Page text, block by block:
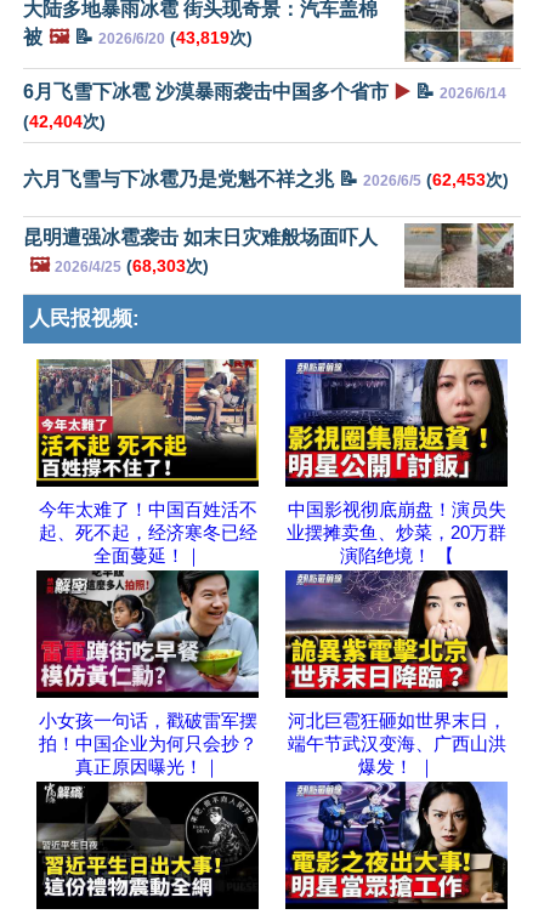
大陆多地暴雨冰雹 街头现奇景：汽车盖棉
被 🖼️📝 2026/6/20 (43,819次)
6月飞雪下冰雹 沙漠暴雨袭击中国多个省市 ▶️ 📝 2026/6/14
(42,404次)
六月飞雪与下冰雹乃是党魁不祥之兆 📝 2026/6/5 (62,453次)
昆明遭强冰雹袭击 如末日灾难般场面吓人
🖼️ 2026/4/25 (68,303次)
人民报视频:
今年太难了！中国百姓活不
起、死不起，经济寒冬已经
全面蔓延！｜
中国影视彻底崩盘！演员失
业摆摊卖鱼、炒菜，20万群
演陷绝境！ 【
小女孩一句话，戳破雷军摆
拍！中国企业为何只会抄？
真正原因曝光！｜
河北巨雹狂砸如世界末日，
端午节武汉变海、广西山洪
爆发！ ｜